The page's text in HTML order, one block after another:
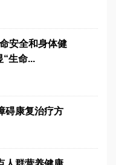
安全和身体健
生命...
碍康复治疗方